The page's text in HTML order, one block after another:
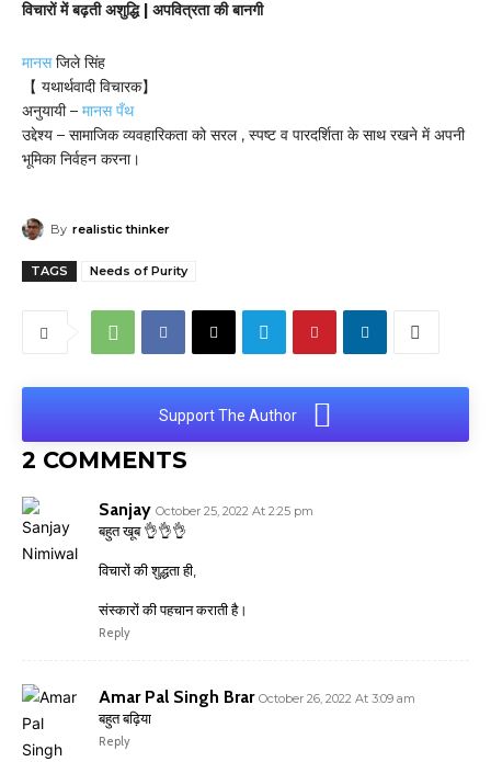
विचारों में बढ़ती अशुद्धि | अपवित्रता की बानगी
मानसजिले सिंह
【 यथार्थवादी विचारक】
अनुयायी – मानस पँथ
उद्देश्य – सामाजिक व्यवहारिकता को सरल , स्पष्ट व पारदर्शिता के साथ रखने में अपनी
भूमिका निर्वहन करना।
By realistic thinker
TAGS Needs of Purity
Support The Author
2 COMMENTS
Sanjay October 25, 2022 At 2:25 pm
बहुत खूब 👌👌👌
विचारों की शुद्धता ही,
संस्कारों की पहचान कराती है।
Reply
Amar Pal Singh Brar October 26, 2022 At 3:09 am
बहुत बढ़िया
Reply